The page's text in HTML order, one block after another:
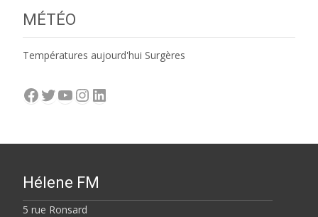
MÉTÉO
Températures aujourd'hui Surgères
Facebook
Twitter
YouTube
Instagram
LinkedIn
Hélene FM
5 rue Ronsard